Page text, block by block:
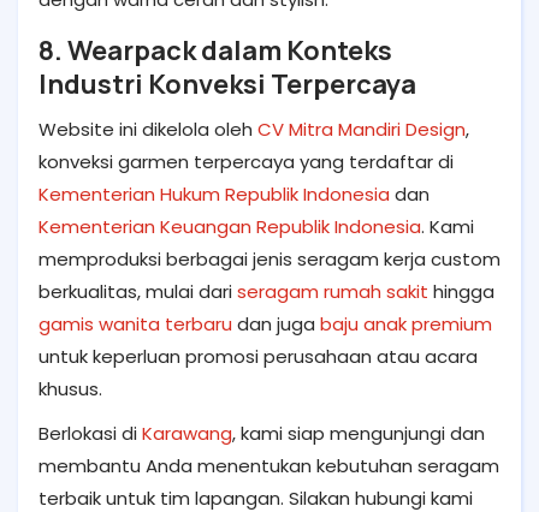
8. Wearpack dalam Konteks
Industri Konveksi Terpercaya
Website ini dikelola oleh CV Mitra Mandiri Design,
konveksi garmen terpercaya yang terdaftar di
Kementerian Hukum Republik Indonesia dan
Kementerian Keuangan Republik Indonesia. Kami
memproduksi berbagai jenis seragam kerja custom
berkualitas, mulai dariseragam rumah sakit hingga
gamis wanita terbaru dan juga baju anak premium
untuk keperluan promosi perusahaan atau acara
khusus.
Berlokasi diKarawang, kami siap mengunjungi dan
membantu Anda menentukan kebutuhan seragam
terbaik untuk tim lapangan. Silakan hubungi kami